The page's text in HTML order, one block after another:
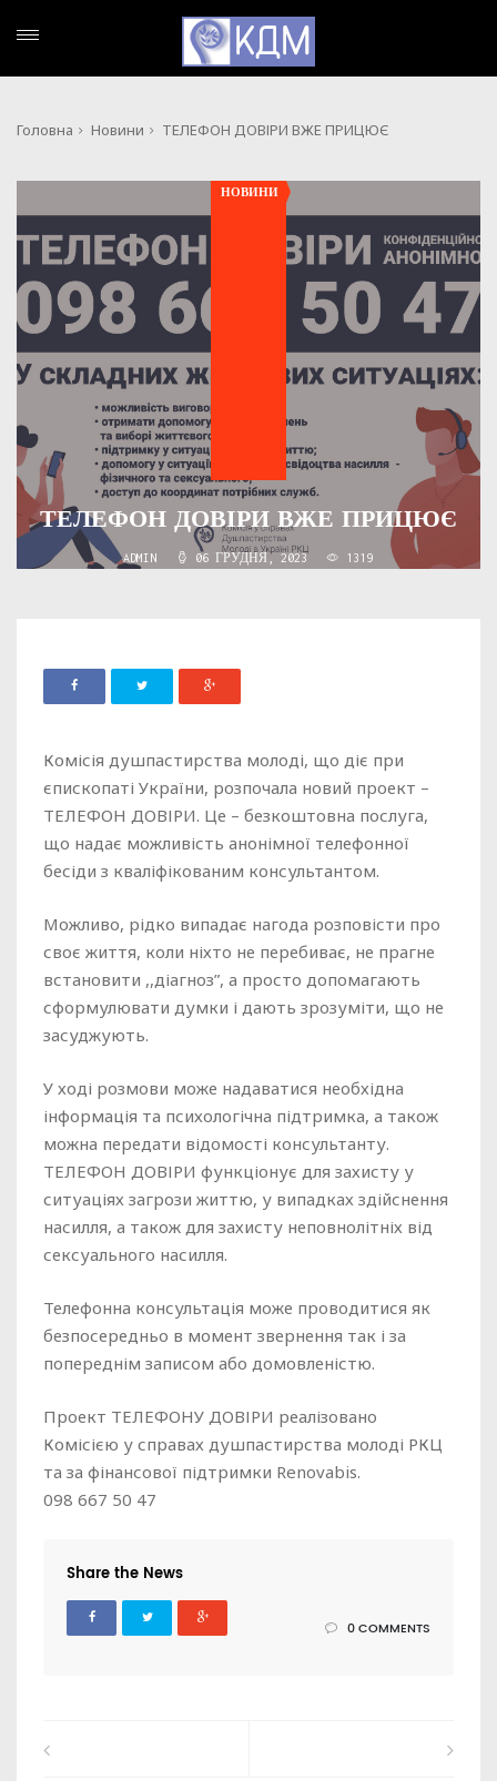
Головна Новини ТЕЛЕФОН ДОВІРИ ВЖЕ ПРИЦЮЄ
НОВИНИ
ТЕЛЕФОН ДОВІРИ ВЖЕ ПРИЦЮЄ
ADMIN 06 ГРУДНЯ, 2023 1319
Комісія душпастирства молоді, що діє при
єпископаті України, розпочала новий проект –
ТЕЛЕФОН ДОВІРИ. Це – безкоштовна послуга,
що надає можливість анонімної телефонної
бесіди з кваліфікованим консультантом.
Можливо, рідко випадає нагода розповісти про
своє життя, коли ніхто не перебиває, не прагне
встановити ,,діагноз”, а просто допомагають
сформулювати думки і дають зрозуміти, що не
засуджують.
У ході розмови може надаватися необхідна
інформація та психологічна підтримка, а також
можна передати відомості консультанту.
ТЕЛЕФОН ДОВІРИ функціонує для захисту у
ситуаціях загрози життю, у випадках здійснення
насилля, а також для захисту неповнолітніх від
сексуального насилля.
Телефонна консультація може проводитися як
безпосередньо в момент звернення так і за
попереднім записом або домовленістю.
Проект ТЕЛЕФОНУ ДОВІРИ реалізовано
Комісією у справах душпастирства молоді РКЦ
та за фінансової підтримки Renovabis.
098 667 50 47
Share the News
0 COMMENTS